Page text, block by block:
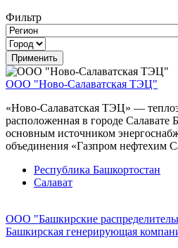
Фильтр
ООО "Ново-Салаватская ТЭЦ"
«Ново-Салаватская ТЭЦ» —
расположенная в городе Салавате
основным источником
объединения «Газпром нефтехим
Республика Башкортостан
Салават
ООО "Башкирские
Башкирская генерирующая